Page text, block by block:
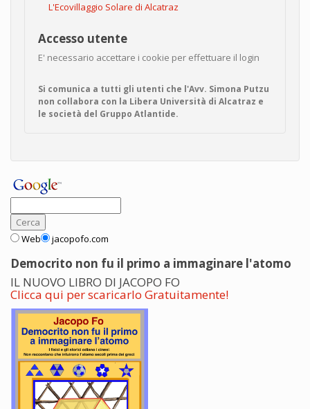
L'Ecovillaggio Solare di Alcatraz
Accesso utente
E' necessario accettare i cookie per effettuare il login
Si comunica a tutti gli utenti che l'Avv. Simona Putzu
non collabora con la Libera Università di Alcatraz e
le società del Gruppo Atlantide.
Web jacopofo.com
Democrito non fu il primo a immaginare l'atomo
IL NUOVO LIBRO DI JACOPO FO
Clicca qui per scaricarlo Gratuitamente!